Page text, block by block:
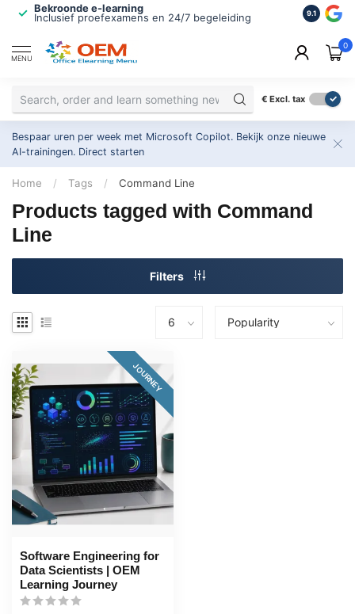
Bekroonde e-learning
Inclusief proefexamens en 24/7 begeleiding
ISO
2.500+
9.1
MENU
0
€ Excl. tax
Bespaar uren per week met Microsoft Copilot. Bekijk onze nieuwe
AI-trainingen. Direct starten
Home / Tags / Command Line
Products tagged with Command
Line
Filters
JOURNEY
Software Engineering for
Data Scientists | OEM
Learning Journey